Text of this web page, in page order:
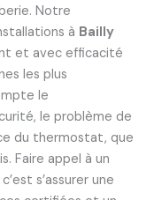
Notre
à Bailly
et avec efficacité
les plus
le
le problème de
du thermostat, que
Faire appel à un
c’est s’assurer une